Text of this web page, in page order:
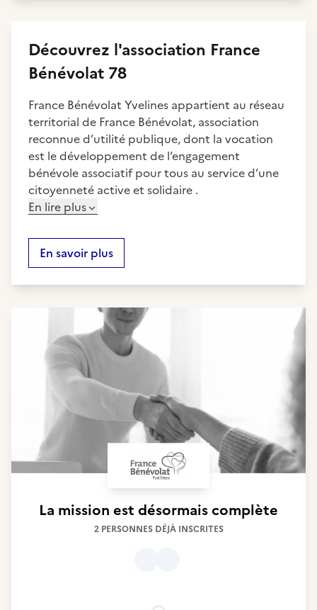
Découvrez l'association France
Bénévolat 78
France Bénévolat Yvelines appartient au réseau
territorial de France Bénévolat, association
reconnue d’utilité publique, dont la vocation
est le développement de l’engagement
bénévole associatif pour tous au service d’une
citoyenneté active et solidaire .
En lire plus
En savoir plus
La mission est désormais complète
2 PERSONNES DÉJÀ INSCRITES